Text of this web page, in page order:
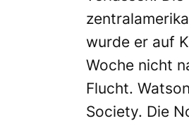
wurde er auf
Woche nicht
Flucht.
Society. Die